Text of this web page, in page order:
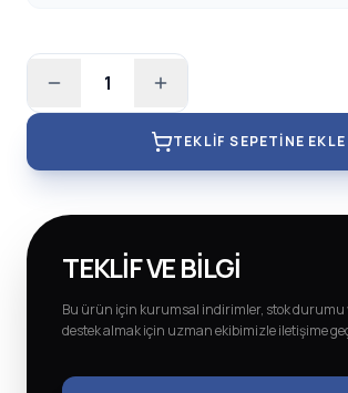
1
TEKLIF SEPETINE EKLE
TEKLIF VE BILGI
Bu ürün için kurumsal indirimler, stok durumu
destek almak için uzman ekibimizle iletişime